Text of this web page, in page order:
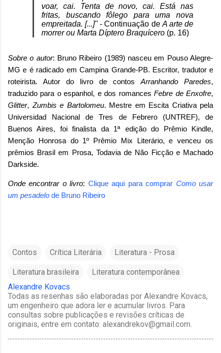
voar, cai. Tenta de novo, cai. Está nas
fritas, buscando fôlego para uma nova
empreitada. [...]"-Continuação de A arte de
morrer ou Marta Díptero Braquícero (p. 16)
Sobre o autor: Bruno Ribeiro (1989) nasceu em Pouso Alegre-
MG e é radicado em Campina Grande-PB. Escritor, tradutor e
roteirista. Autor do livro de contos Arranhando Paredes,
traduzido para o espanhol, e dos romancesFebre de Enxofre,
Glitter, Zumbis e Bartolomeu. Mestre em Escita Criativa pela
Universidad Nacional de Tres de Febrero (UNTREF), de
Buenos Aires, foi finalista da 1ª edição do Prêmio Kindle,
Menção Honrosa do 1º Prêmio Mix Literário, e venceu os
prêmios Brasil em Prosa, Todavia de Não Ficção e Machado
Darkside.
Onde encontrar o livro: Clique aqui para comprar Como usar
um pesadelo de Bruno Ribeiro
Contos Crítica Literária Literatura - Prosa
Literatura brasileira
Literatura contemporânea
Alexandre Kovacs
Todas as resenhas são elaboradas por Alexandre Kovacs,
um engenheiro que adora ler e acumular livros. Para
consultas sobre publicações e revisões críticas de
originais, entre em contato: alexandrekov@gmail.com.